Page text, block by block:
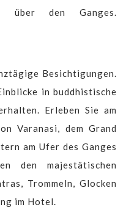
über den Ganges.
Besichtigungen.
in buddhistische
Erleben Sie am
Varanasi, dem Grand
am Ufer des Ganges
den majestätischen
Trommeln, Glocken
im Hotel.